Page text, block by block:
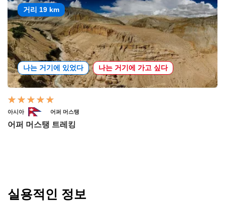
거리 19 km
나는 거기에 있었다 나는 거기에 가고 싶다
아시아 어퍼 머스탱
어퍼 머스탱 트레킹
실용적인 정보